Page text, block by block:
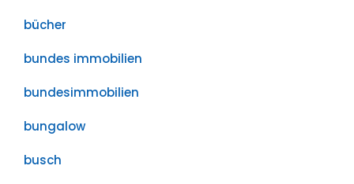
bücher
bundes immobilien
bundesimmobilien
bungalow
busch